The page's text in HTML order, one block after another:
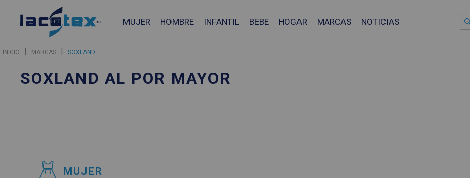
MUJER HOMBRE INFANTIL BEBE HOGAR MARCAS NOTICIAS
INICIO | MARCAS | SOXLAND
SOXLAND AL POR MAYOR
MUJER